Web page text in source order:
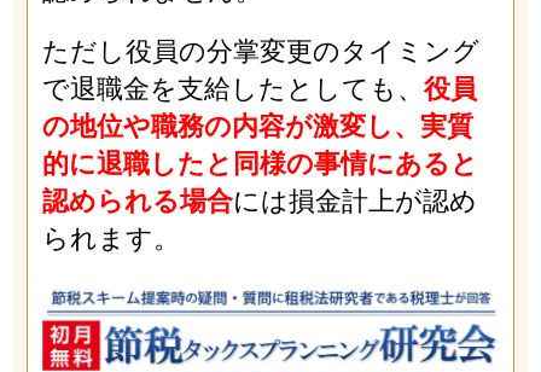
ただし役員の分掌変更のタイミング
で退職金を支給したとしても、 役員
の地位や職務の内容が激変し、実質
的に退職したと同様の事情にあると
認められる場合には損金計上が認め
られます。